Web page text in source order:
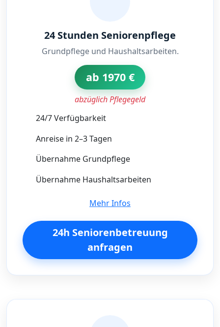
24 Stunden Seniorenpflege
Grundpflege und Haushaltsarbeiten.
ab 1970 €
abzüglich Pflegegeld
24/7 Verfügbarkeit
Anreise in 2–3 Tagen
Übernahme Grundpflege
Übernahme Haushaltsarbeiten
Mehr Infos
24h Seniorenbetreuung
anfragen